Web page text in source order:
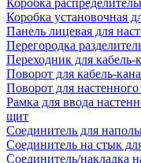
Коробка
Коробка установочная
Панель лицевая для
Перегородка
Переходник для кабель-
Поворот для кабель-
Поворот для настенного
Рамка для ввода
щит
Соединитель для
Соединитель на стык
Соединитель/накладка